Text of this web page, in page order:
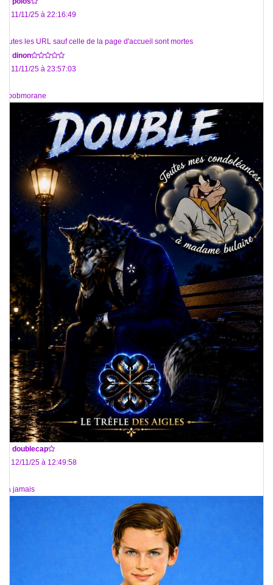
Le 11/11/25 à 22:16:49
Toutes les URL sauf celle de la page d'accueil sont mortes
dinon
Le 11/11/25 à 23:57:03
@bobmorane
doublecap
Le 12/11/25 à 12:49:58
:( à jamais